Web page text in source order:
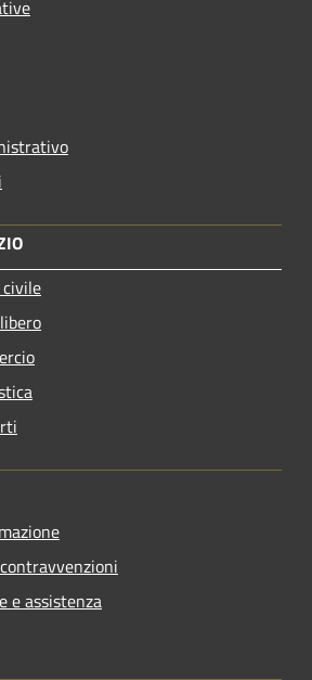
e assistenza